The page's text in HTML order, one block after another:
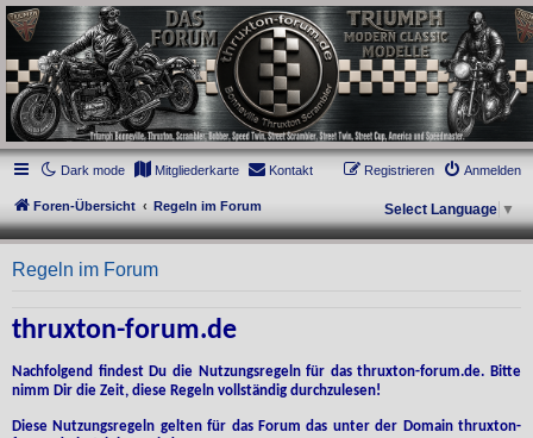
thruxton-forum.de
DAS FORUM! Alles rund um die Triumph Modern Classic Modelle. Das Forum für
die New Bonneville Baureihen ab BJ 2001. Triumph Bonneville, Thruxton,
Scrambler, Bobber, Speed Twin, Street Scrambler, Street Twin, Street Cup, America
und Speedmaster.
Dark mode
Mitgliederkarte Kontakt Anmelden
Registrieren
Foren-Übersicht Regeln im Forum Select Language ▼
Regeln im Forum
thruxton-forum.de
Nachfolgend findest Du die Nutzungsregeln für das thruxton-forum.de. Bitte
nimm Dir die Zeit, diese Regeln vollständig durchzulesen!
Diese Nutzungsregeln gelten für das Forum das unter der Domain thruxton-